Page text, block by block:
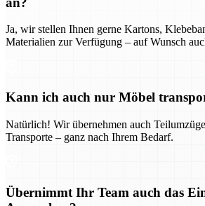
Ja, wir stellen Ihnen gerne Kartons,
Materialien zur Verfügung – auf Wunsch
Kann ich auch nur Möbel
Natürlich! Wir übernehmen auch
Transporte – ganz nach Ihrem Bedarf.
Übernimmt Ihr Team auch das